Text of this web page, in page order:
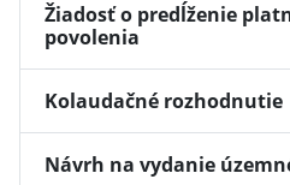
Žiadosť o predĺženie
povolenia
Kolaudačné rozhodnutie
Návrh na vydanie